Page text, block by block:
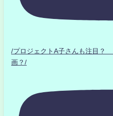
/プロジェクトA子さんも注目
画？/